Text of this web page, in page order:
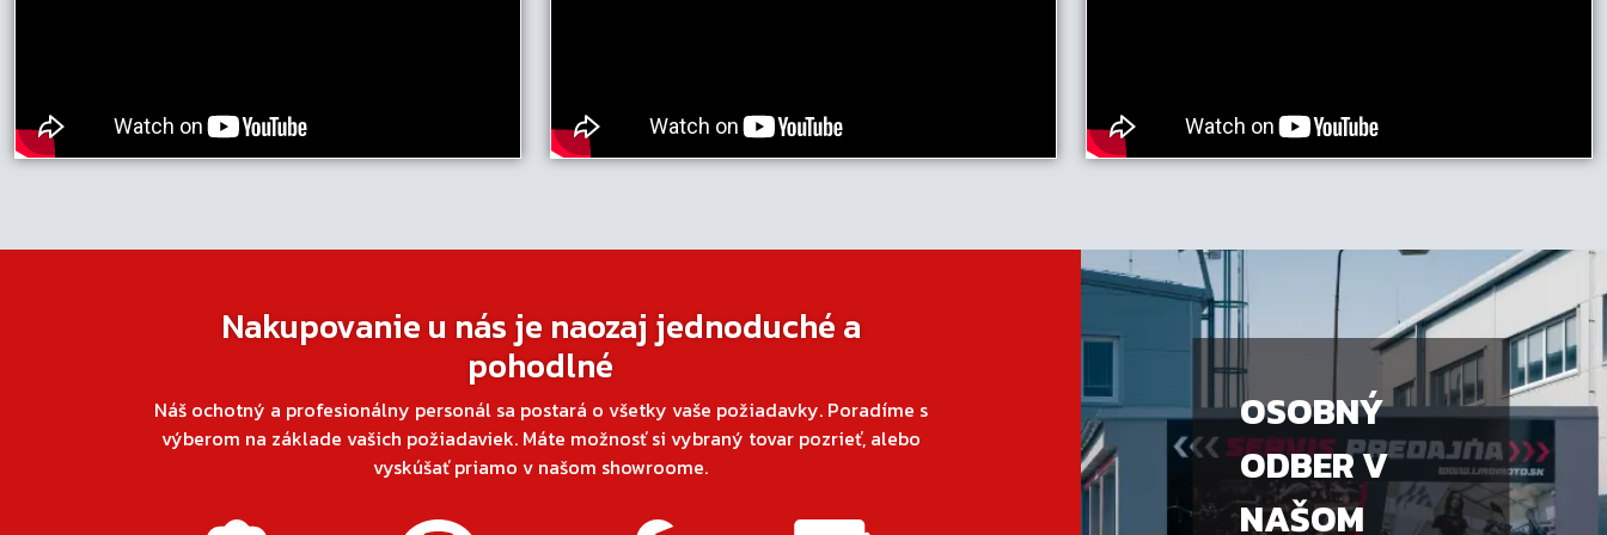
Nakupovanie u nás je naozaj jednoduché a
pohodlné
Náš ochotný a profesionálny personál sa postará o všetky vaše požiadavky. Poradíme s
výberom na základe vašich požiadaviek. Máte možnosť si vybraný tovar pozrieť, alebo
vyskúšať priamo v našom showroome.
OSOBNÝ
ODBER V
NAŠOM